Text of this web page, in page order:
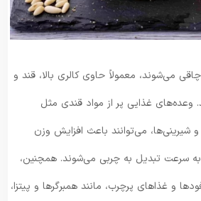
می‌شوند، معمولاً حاوی کالری بالا، قند و
وعده‌های غذایی پر از مواد قندی مثل
می‌توانند باعث افزایش وزن
به سرعت تبدیل به چربی می‌شوند. همچنین،
و غذاهای پرچرب، مانند همبرگرها و پیتزا،